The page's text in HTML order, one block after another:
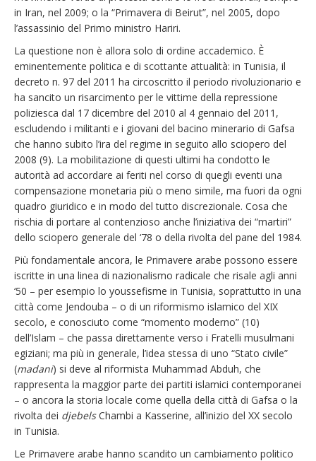
in Iran, nel 2009; o la “Primavera di Beirut”, nel 2005, dopo
l’assassinio del Primo ministro Hariri.
La questione non è allora solo di ordine accademico. È
eminentemente politica e di scottante attualità: in Tunisia, il
decreto n. 97 del 2011 ha circoscritto il periodo rivoluzionario e
ha sancito un risarcimento per le vittime della repressione
poliziesca dal 17 dicembre del 2010 al 4 gennaio del 2011,
escludendo i militanti e i giovani del bacino minerario di Gafsa
che hanno subito l’ira del regime in seguito allo sciopero del
2008 (9). La mobilitazione di questi ultimi ha condotto le
autorità ad accordare ai feriti nel corso di quegli eventi una
compensazione monetaria più o meno simile, ma fuori da ogni
quadro giuridico e in modo del tutto discrezionale. Cosa che
rischia di portare al contenzioso anche l’iniziativa dei “martiri”
dello sciopero generale del ‘78 o della rivolta del pane del 1984.
Più fondamentale ancora, le Primavere arabe possono essere
iscritte in una linea di nazionalismo radicale che risale agli anni
‘50 – per esempio lo youssefisme in Tunisia, soprattutto in una
città come Jendouba – o di un riformismo islamico del XIX
secolo, e conosciuto come “momento moderno” (10)
dell’Islam – che passa direttamente verso i Fratelli musulmani
egiziani; ma più in generale, l’idea stessa di uno “Stato civile”
(madani) si deve al riformista Muhammad Abduh, che
rappresenta la maggior parte dei partiti islamici contemporanei
– o ancora la storia locale come quella della città di Gafsa o la
rivolta dei djebelsChambi a Kasserine, all’inizio del XX secolo
in Tunisia.
Le Primavere arabe hanno scandito un cambiamento politico